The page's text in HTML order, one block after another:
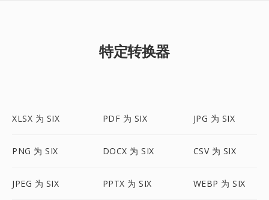
特定转换器
XLSX 为 SIX PDF 为 SIX JPG 为 SIX
PNG 为 SIX DOCX 为 SIX CSV 为 SIX
JPEG 为 SIX PPTX 为 SIX WEBP 为 SIX